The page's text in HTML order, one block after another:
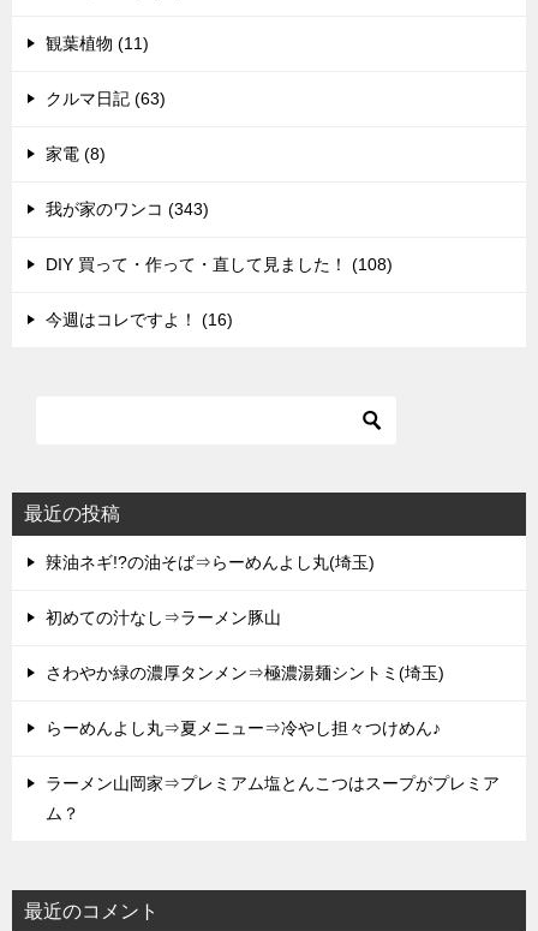
観葉植物 (11)
クルマ日記 (63)
家電 (8)
我が家のワンコ (343)
DIY 買って・作って・直して見ました！ (108)
今週はコレですよ！ (16)
最近の投稿
辣油ネギ!?の油そば⇒らーめんよし丸(埼玉)
初めての汁なし⇒ラーメン豚山
さわやか緑の濃厚タンメン⇒極濃湯麺シントミ(埼玉)
らーめんよし丸⇒夏メニュー⇒冷やし担々つけめん♪
ラーメン山岡家⇒プレミアム塩とんこつはスープがプレミア
ム？
最近のコメント